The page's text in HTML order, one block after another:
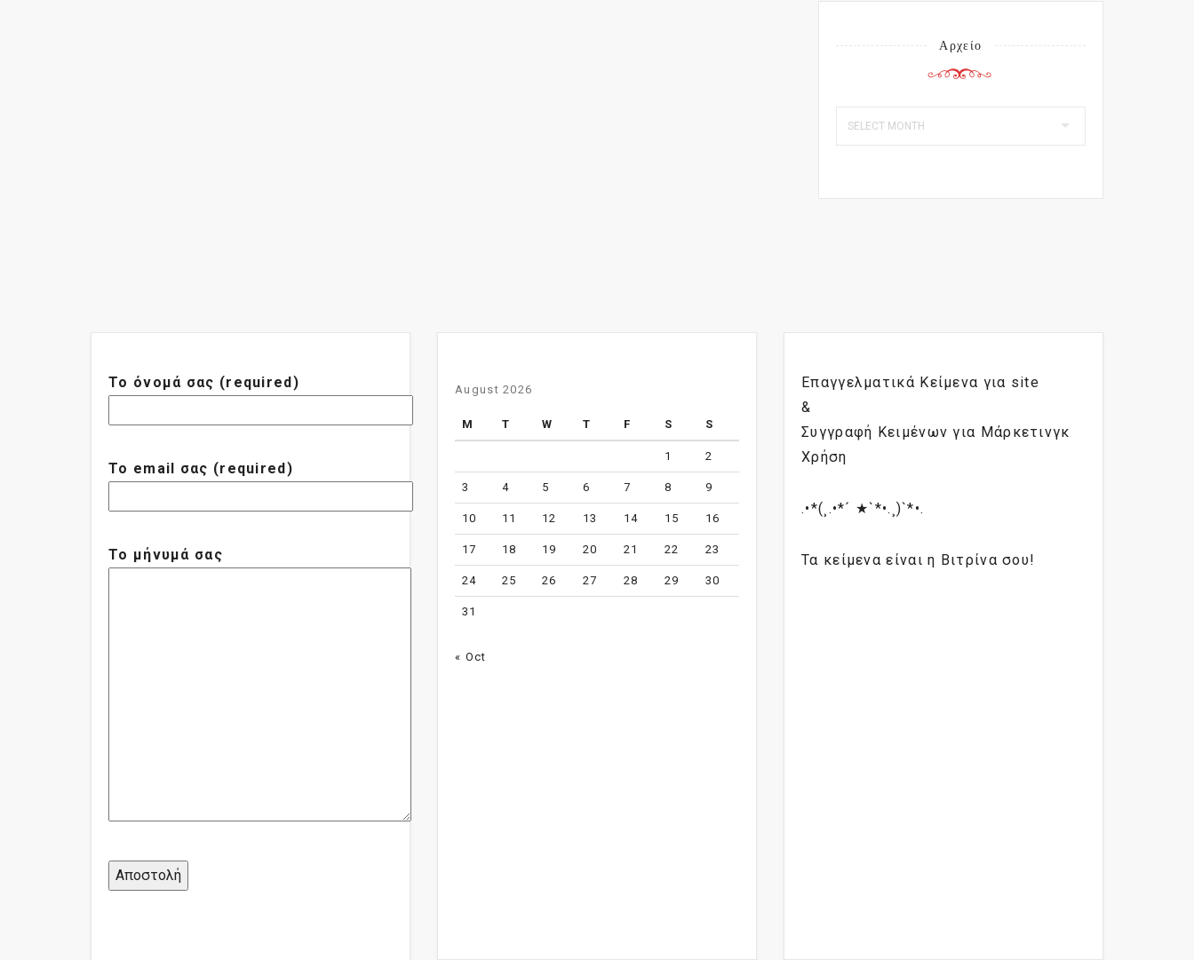
Αρχείο
Το όνομά σας (required)
Το email σας (required)
Το μήνυμά σας
August 2026
M T W T F S S
1 2
3 4 5 6 7 8 9
10 11 12 13 14 15 16
17 18 19 20 21 22 23
24 25 26 27 28 29 30
31
« Oct
Επαγγελματικά Κείμενα για site
&
Συγγραφή Κειμένων για Μάρκετινγκ
Χρήση
.•*(¸.•*´ ★`*•.¸)`*•.
Τα κείμενα είναι η Βιτρίνα σου!